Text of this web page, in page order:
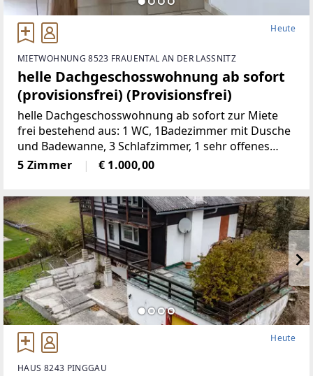
Heute
MIETWOHNUNG 8523 FRAUENTAL AN DER LASSNITZ
helle Dachgeschosswohnung ab sofort
(provisionsfrei) (Provisionsfrei)
helle Dachgeschosswohnung ab sofort zur Miete
frei bestehend aus: 1 WC, 1Badezimmer mit Dusche
und Badewanne, 3 Schlafzimmer, 1 sehr offenes
Wohnzimmermit Balkon und Kachelofen, 1 voll
möbelierte Küche, 1 Abstellraum,
5 Zimmer € 1.000,00
Heute
HAUS 8243 PINGGAU